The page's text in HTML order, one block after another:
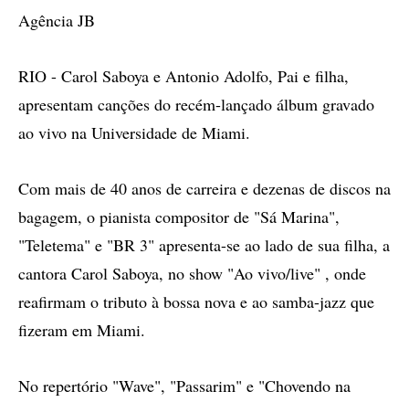
Agência JB
RIO - Carol Saboya e Antonio Adolfo, Pai e filha,
apresentam canções do recém-lançado álbum gravado
ao vivo na Universidade de Miami.
Com mais de 40 anos de carreira e dezenas de discos na
bagagem, o pianista compositor de "Sá Marina",
"Teletema" e "BR 3" apresenta-se ao lado de sua filha, a
cantora Carol Saboya, no show "Ao vivo/live" , onde
reafirmam o tributo à bossa nova e ao samba-jazz que
fizeram em Miami.
No repertório "Wave", "Passarim" e "Chovendo na